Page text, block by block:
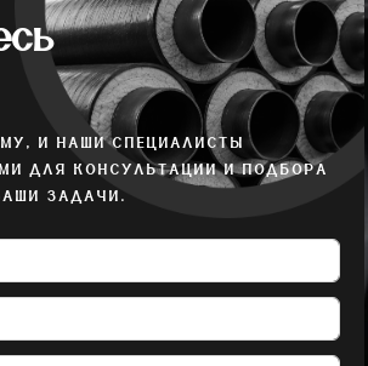
И НАШИ СПЕЦИАЛИСТЫ
ДЛЯ КОНСУЛЬТАЦИИ И ПОДБОРА
ЗАДАЧИ.